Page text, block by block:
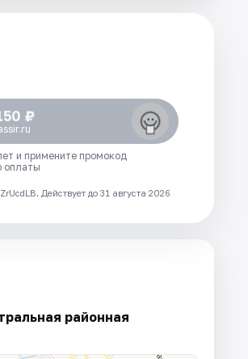
₽
и примените промокод
оплаты
Действует до 31 августа 2026
районная